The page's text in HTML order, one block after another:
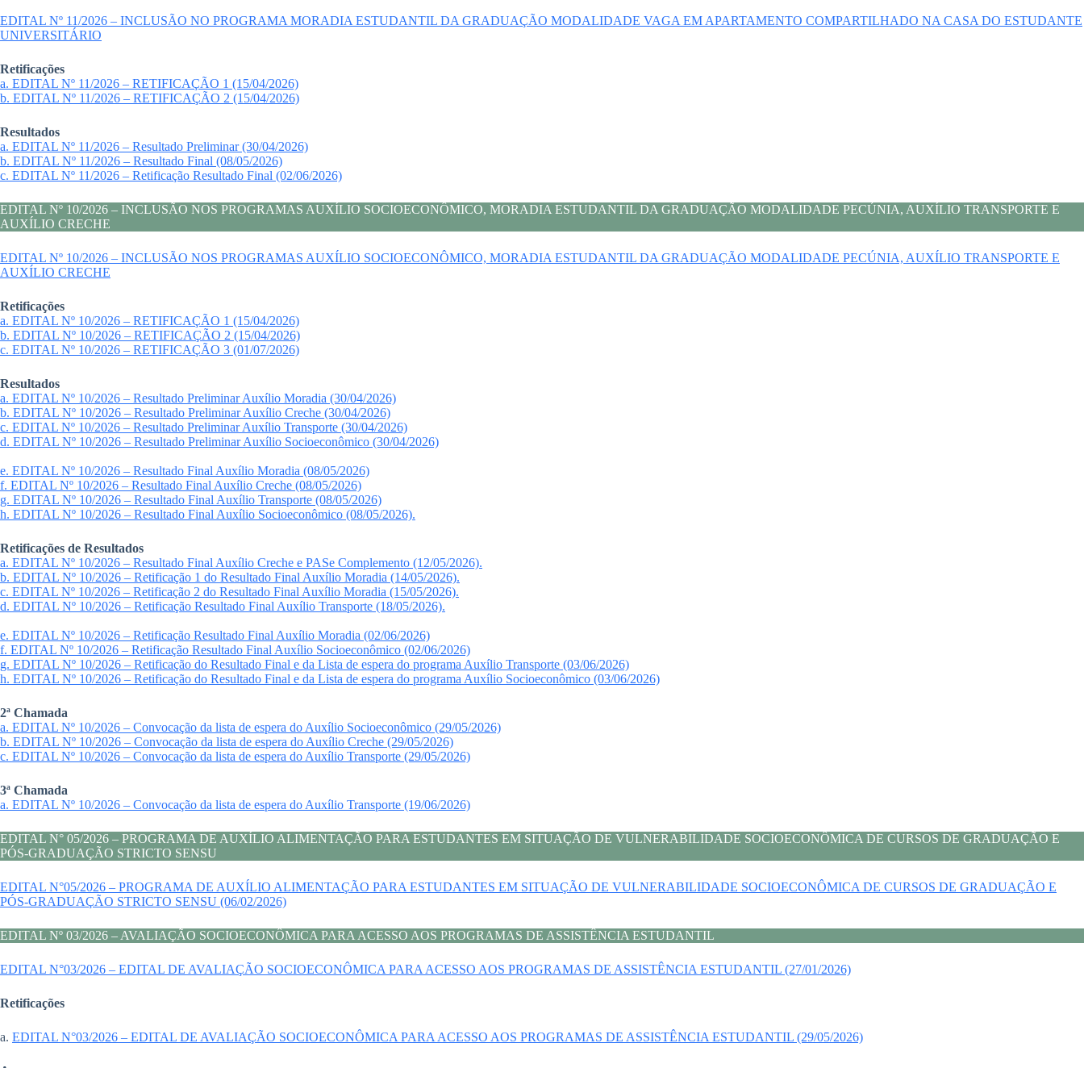
EDITAL Nº 11/2026 – INCLUSÃO NO PROGRAMA MORADIA ESTUDANTIL DA GRADUAÇÃO MODALIDADE VAGA EM APARTAMENTO COMPARTILHADO NA CASA DO ESTUDANTE
UNIVERSITÁRIO
Retificações
a. EDITAL Nº 11/2026 – RETIFICAÇÃO 1 (15/04/2026)
b. EDITAL Nº 11/2026 – RETIFICAÇÃO 2 (15/04/2026)
Resultados
a. EDITAL Nº 11/2026 – Resultado Preliminar (30/04/2026)
b. EDITAL Nº 11/2026 – Resultado Final (08/05/2026)
c. EDITAL Nº 11/2026 – Retificação Resultado Final (02/06/2026)
EDITAL Nº 10/2026 – INCLUSÃO NOS PROGRAMAS AUXÍLIO SOCIOECONÔMICO, MORADIA ESTUDANTIL DA GRADUAÇÃO MODALIDADE PECÚNIA, AUXÍLIO TRANSPORTE E
AUXÍLIO CRECHE
EDITAL Nº 10/2026 – INCLUSÃO NOS PROGRAMAS AUXÍLIO SOCIOECONÔMICO, MORADIA ESTUDANTIL DA GRADUAÇÃO MODALIDADE PECÚNIA, AUXÍLIO TRANSPORTE E
AUXÍLIO CRECHE
Retificações
a. EDITAL Nº 10/2026 – RETIFICAÇÃO 1 (15/04/2026)
b. EDITAL Nº 10/2026 – RETIFICAÇÃO 2 (15/04/2026)
c. EDITAL Nº 10/2026 – RETIFICAÇÃO 3 (01/07/2026)
Resultados
a. EDITAL Nº 10/2026 – Resultado Preliminar Auxílio Moradia (30/04/2026)
b. EDITAL Nº 10/2026 – Resultado Preliminar Auxílio Creche (30/04/2026)
c. EDITAL Nº 10/2026 – Resultado Preliminar Auxílio Transporte (30/04/2026)
d. EDITAL Nº 10/2026 – Resultado Preliminar Auxílio Socioeconômico (30/04/2026)
e. EDITAL Nº 10/2026 – Resultado Final Auxílio Moradia (08/05/2026)
f. EDITAL Nº 10/2026 – Resultado Final Auxílio Creche (08/05/2026)
g. EDITAL Nº 10/2026 – Resultado Final Auxílio Transporte (08/05/2026)
h. EDITAL Nº 10/2026 – Resultado Final Auxílio Socioeconômico (08/05/2026).
Retificações de Resultados
a. EDITAL Nº 10/2026 – Resultado Final Auxílio Creche e PASe Complemento (12/05/2026).
b. EDITAL Nº 10/2026 – Retificação 1 do Resultado Final Auxílio Moradia (14/05/2026).
c. EDITAL Nº 10/2026 – Retificação 2 do Resultado Final Auxílio Moradia (15/05/2026).
d. EDITAL Nº 10/2026 – Retificação Resultado Final Auxílio Transporte (18/05/2026).
e. EDITAL Nº 10/2026 – Retificação Resultado Final Auxílio Moradia (02/06/2026)
f. EDITAL Nº 10/2026 – Retificação Resultado Final Auxílio Socioeconômico (02/06/2026)
g. EDITAL Nº 10/2026 – Retificação do Resultado Final e da Lista de espera do programa Auxílio Transporte (03/06/2026)
h. EDITAL Nº 10/2026 – Retificação do Resultado Final e da Lista de espera do programa Auxílio Socioeconômico (03/06/2026)
2ª Chamada
a. EDITAL Nº 10/2026 – Convocação da lista de espera do Auxílio Socioeconômico (29/05/2026)
b. EDITAL Nº 10/2026 – Convocação da lista de espera do Auxílio Creche (29/05/2026)
c. EDITAL Nº 10/2026 – Convocação da lista de espera do Auxílio Transporte (29/05/2026)
3ª Chamada
a. EDITAL Nº 10/2026 – Convocação da lista de espera do Auxílio Transporte (19/06/2026)
EDITAL N° 05/2026 – PROGRAMA DE AUXÍLIO ALIMENTAÇÃO PARA ESTUDANTES EM SITUAÇÃO DE VULNERABILIDADE SOCIOECONÔMICA DE CURSOS DE GRADUAÇÃO E
PÓS-GRADUAÇÃO STRICTO SENSU
EDITAL N°05/2026 – PROGRAMA DE AUXÍLIO ALIMENTAÇÃO PARA ESTUDANTES EM SITUAÇÃO DE VULNERABILIDADE SOCIOECONÔMICA DE CURSOS DE GRADUAÇÃO E
PÓS-GRADUAÇÃO STRICTO SENSU (06/02/2026)
EDITAL Nº 03/2026 – AVALIAÇÃO SOCIOECONÔMICA PARA ACESSO AOS PROGRAMAS DE ASSISTÊNCIA ESTUDANTIL
EDITAL N°03/2026 – EDITAL DE AVALIAÇÃO SOCIOECONÔMICA PARA ACESSO AOS PROGRAMAS DE ASSISTÊNCIA ESTUDANTIL (27/01/2026)
Retificações
a. EDITAL N°03/2026 – EDITAL DE AVALIAÇÃO SOCIOECONÔMICA PARA ACESSO AOS PROGRAMAS DE ASSISTÊNCIA ESTUDANTIL (29/05/2026)